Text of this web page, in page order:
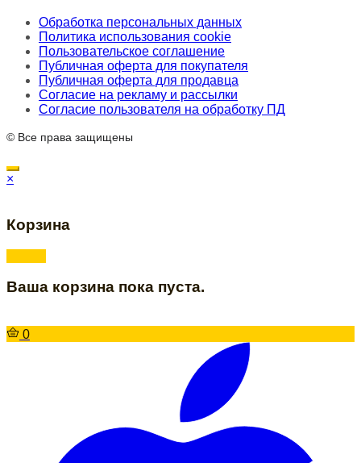
Обработка персональных данных
Политика использования cookie
Пользовательское соглашение
Публичная оферта для покупателя
Публичная оферта для продавца
Согласие на рекламу и рассылки
Согласие пользователя на обработку ПД
© Все права защищены
×
Корзина
Ваша корзина пока пуста.
0